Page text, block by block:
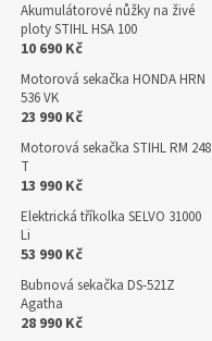
Akumulátorové nůžky na živé
ploty STIHL HSA 100
10 690 Kč
Motorová sekačka HONDA HRN
536 VK
23 990 Kč
Motorová sekačka STIHL RM 248
T
13 990 Kč
Elektrická tříkolka SELVO 31000
Li
53 990 Kč
Bubnová sekačka DS-521Z
Agatha
28 990 Kč